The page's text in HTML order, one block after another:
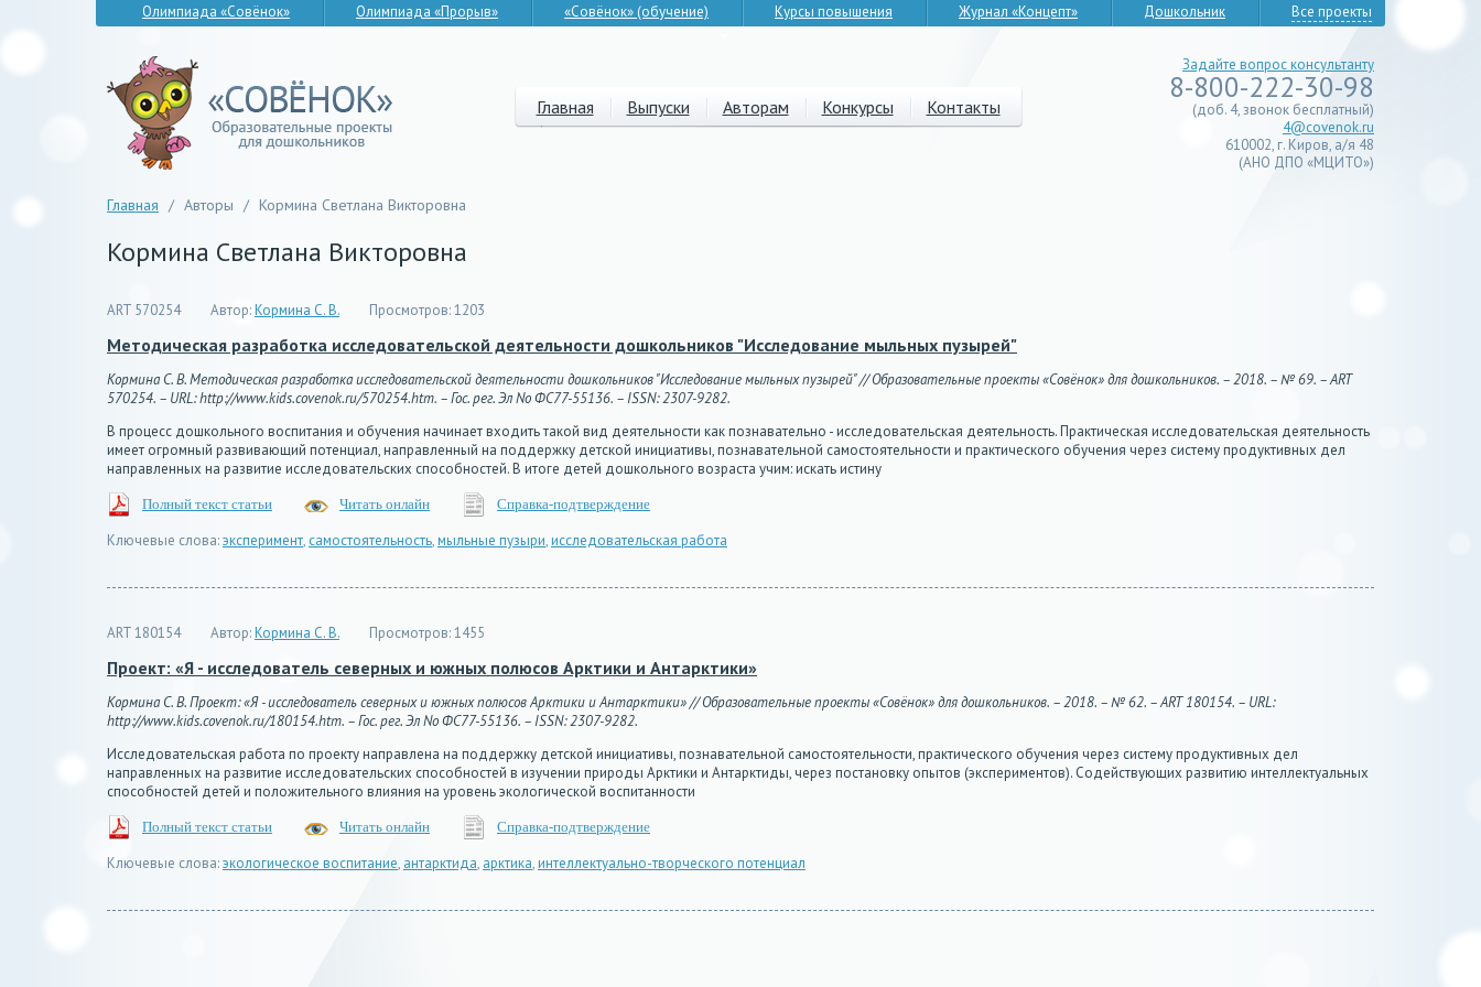
Олимпиада «Совёнок» Олимпиада «Прорыв» «Совёнок» (обучение) Курсы повышения Журнал «Концепт» Дошкольник Все проекты
Главная Выпуски Авторам Конкурсы Контакты
Задайте вопрос консультанту
8-800-222-30-98
(доб. 4, звонок бесплатный)
4@covenok.ru
610002, г. Киров, а/я 48
(АНО ДПО «МЦИТО»)
Главная / Авторы / Кормина Светлана Викторовна
Кормина Светлана Викторовна
ART 570254 Автор:Кормина С. В. Просмотров:1203
Методическая разработка исследовательской деятельности дошкольников "Исследование мыльных пузырей"
Кормина С. В. Методическая разработка исследовательской деятельности дошкольников "Исследование мыльных пузырей" // Образовательные проекты «Совёнок» для дошкольников. – 2018. – № 69. – ART
570254. – URL: http://www.kids.covenok.ru/570254.htm. – Гос. рег. Эл No ФС77-55136. – ISSN: 2307-9282.
В процесс дошкольного воспитания и обучения начинает входить такой вид деятельности как познавательно - исследовательская деятельность. Практическая исследовательская деятельность
имеет огромный развивающий потенциал, направленный на поддержку детской инициативы, познавательной самостоятельности и практического обучения через систему продуктивных дел
направленных на развитие исследовательских способностей. В итоге детей дошкольного возраста учим: искать истину
Полный текст статьи Читать онлайн Справка-подтверждение
Ключевые слова:эксперимент, самостоятельность,мыльные пузыри,исследовательская работа
ART 180154 Автор:Кормина С. В. Просмотров:1455
Проект: «Я - исследователь северных и южных полюсов Арктики и Антарктики»
Кормина С. В. Проект: «Я - исследователь северных и южных полюсов Арктики и Антарктики» // Образовательные проекты «Совёнок» для дошкольников. – 2018. – № 62. – ART 180154. – URL:
http://www.kids.covenok.ru/180154.htm. – Гос. рег. Эл No ФС77-55136. – ISSN: 2307-9282.
Исследовательская работа по проекту направлена на поддержку детской инициативы, познавательной самостоятельности, практического обучения через систему продуктивных дел
направленных на развитие исследовательских способностей в изучении природы Арктики и Антарктиды, через постановку опытов (экспериментов). Содействующих развитию интеллектуальных
способностей детей и положительного влияния на уровень экологической воспитанности
Полный текст статьи Читать онлайн Справка-подтверждение
Ключевые слова:экологическое воспитание, антарктида, арктика,интеллектуально-творческого потенциал